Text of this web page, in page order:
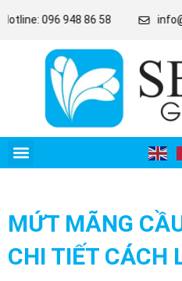
096 948 86 58
MỨT MÃNG
CHI TIẾT CÁCH